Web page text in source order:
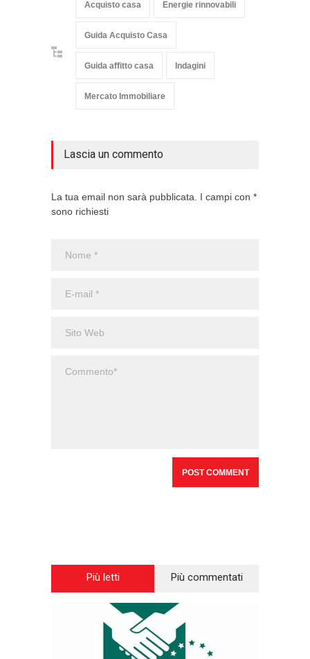
Acquisto casa Energie rinnovabili
Guida Acquisto Casa
Guida affitto casa Indagini
Mercato Immobiliare
Lascia un commento
La tua email non sarà pubblicata. I campi con *
sono richiesti
Più letti Più commentati